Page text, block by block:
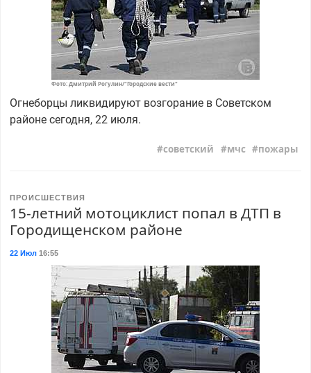
Фото: Дмитрий Рогулин/"Городские вести"
Огнеборцы ликвидируют возгорание в Советском
районе сегодня, 22 июля.
советский мчс пожары
ПРОИСШЕСТВИЯ
15-летний мотоциклист попал в ДТП в
Городищенском районе
22 Июл16:55